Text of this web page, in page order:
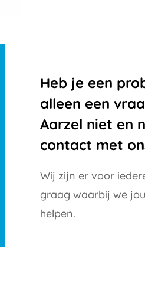
Heb je een
alleen een
Aarzel niet en
contact met
Wij zijn er voor
graag waarbij we
helpen.